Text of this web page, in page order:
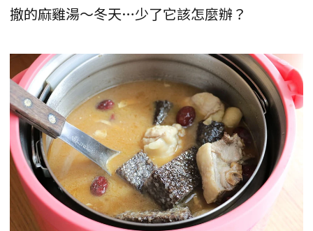
撤的麻雞湯～冬天…少了它該怎麼辦？